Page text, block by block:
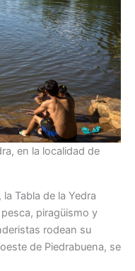
en la localidad de
Tabla de la Yedra
piragüismo y
rodean su
de Piedrabuena, se